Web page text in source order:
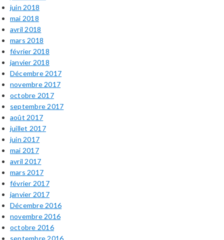
juin 2018
mai 2018
avril 2018
mars 2018
février 2018
janvier 2018
Décembre 2017
novembre 2017
octobre 2017
septembre 2017
août 2017
juillet 2017
juin 2017
mai 2017
avril 2017
mars 2017
février 2017
janvier 2017
Décembre 2016
novembre 2016
octobre 2016
septembre 2016